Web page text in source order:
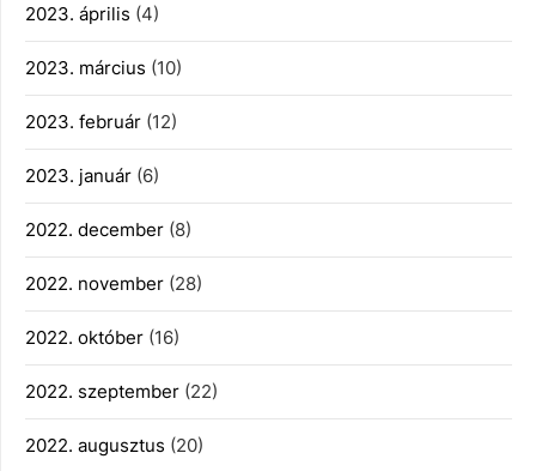
2023. április (4)
2023. március (10)
2023. február (12)
2023. január (6)
2022. december (8)
2022. november (28)
2022. október (16)
2022. szeptember (22)
2022. augusztus (20)